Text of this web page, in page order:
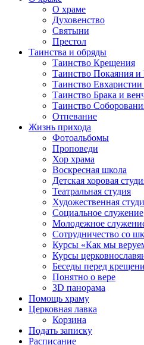
О храме
Духовенство
Святыни
Престол
Таинства и обряды
Таинство Крещения
Таинство Покаяния и
Таинство
Таинство Брака и
Таинство
Отпевание
Жизнь прихода
Фотоальбомы
Проповеди
Хор храма
Воскресная школа
Детская хоровая
Театральная студия
Х​удожественная
Социальное служение
Молодежное
Сотрудничество со
Курсы «Как мы
Курсы
Беседы перед
Понятно о вере
3D панорама
Помощь храму
Церковная лавка
Корзина
Подать записку
Расписание